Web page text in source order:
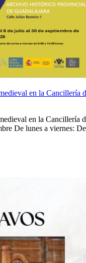
en la Cancillería
en la Cancillería
De lunes a viernes: De